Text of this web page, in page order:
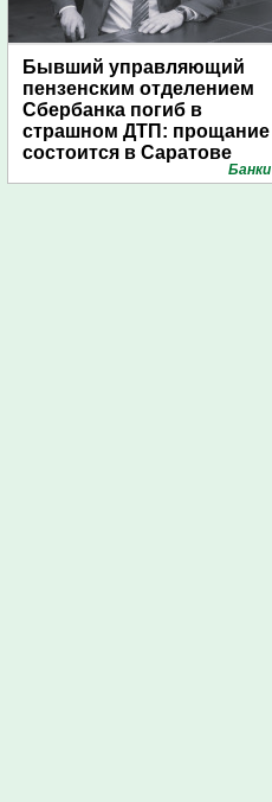
Бывший управляющий
пензенским отделением
Сбербанка погиб в
страшном ДТП: прощание
состоится в Саратове
Банки